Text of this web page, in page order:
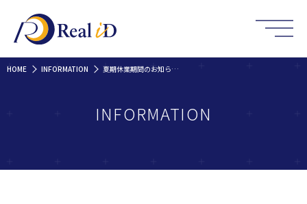
HOME INFORMATION 夏期休業期間のお知らせ（8/13-16）
INFORMATION